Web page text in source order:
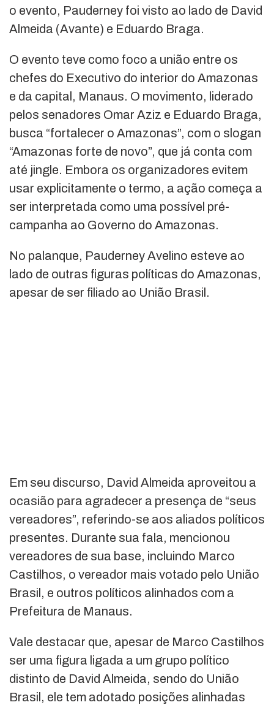
o evento, Pauderney foi visto ao lado de David
Almeida (Avante) e Eduardo Braga.
O evento teve como foco a união entre os
chefes do Executivo do interior do Amazonas
e da capital, Manaus. O movimento, liderado
pelos senadores Omar Aziz e Eduardo Braga,
busca “fortalecer o Amazonas”, com o slogan
“Amazonas forte de novo”, que já conta com
até jingle. Embora os organizadores evitem
usar explicitamente o termo, a ação começa a
ser interpretada como uma possível pré-
campanha ao Governo do Amazonas.
No palanque, Pauderney Avelino esteve ao
lado de outras figuras políticas do Amazonas,
apesar de ser filiado ao União Brasil.
Em seu discurso, David Almeida aproveitou a
ocasião para agradecer a presença de “seus
vereadores”, referindo-se aos aliados políticos
presentes. Durante sua fala, mencionou
vereadores de sua base, incluindo Marco
Castilhos, o vereador mais votado pelo União
Brasil, e outros políticos alinhados com a
Prefeitura de Manaus.
Vale destacar que, apesar de Marco Castilhos
ser uma figura ligada a um grupo político
distinto de David Almeida, sendo do União
Brasil, ele tem adotado posições alinhadas